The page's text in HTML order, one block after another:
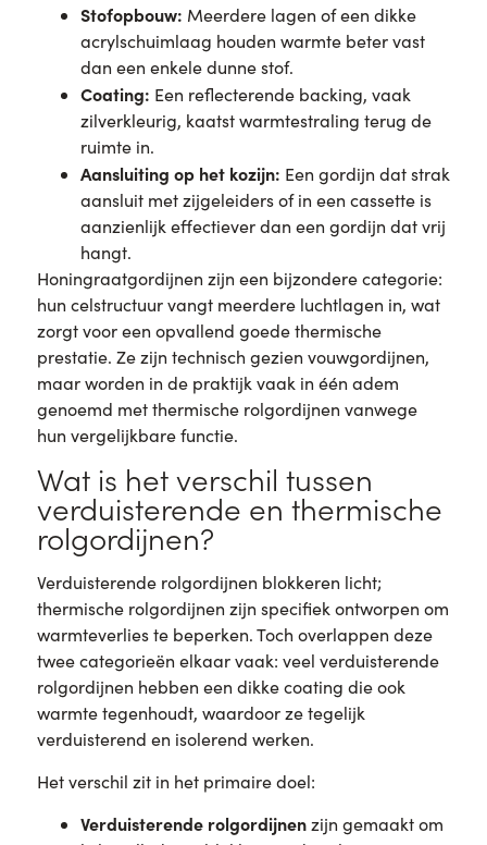
Stofopbouw: Meerdere lagen of een dikke
acrylschuimlaag houden warmte beter vast
dan een enkele dunne stof.
Coating: Een reflecterende backing, vaak
zilverkleurig, kaatst warmtestraling terug de
ruimte in.
Aansluiting op het kozijn: Een gordijn dat strak
aansluit met zijgeleiders of in een cassette is
aanzienlijk effectiever dan een gordijn dat vrij
hangt.
Honingraatgordijnen zijn een bijzondere categorie:
hun celstructuur vangt meerdere luchtlagen in, wat
zorgt voor een opvallend goede thermische
prestatie. Ze zijn technisch gezien vouwgordijnen,
maar worden in de praktijk vaak in één adem
genoemd met thermische rolgordijnen vanwege
hun vergelijkbare functie.
Wat is het verschil tussen
verduisterende en thermische
rolgordijnen?
Verduisterende rolgordijnen blokkeren licht;
thermische rolgordijnen zijn specifiek ontworpen om
warmteverlies te beperken. Toch overlappen deze
twee categorieën elkaar vaak: veel verduisterende
rolgordijnen hebben een dikke coating die ook
warmte tegenhoudt, waardoor ze tegelijk
verduisterend en isolerend werken.
Het verschil zit in het primaire doel:
Verduisterende rolgordijnenzijn gemaakt om